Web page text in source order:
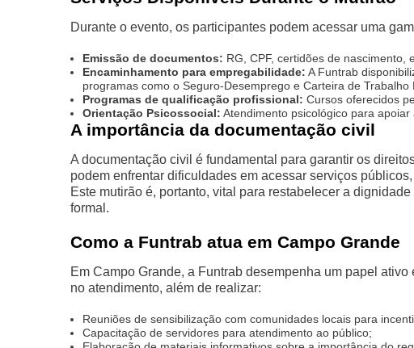
Durante o evento, os participantes podem acessar uma
Emissão de documentos: RG, CPF, certidões de nascimento,
Encaminhamento para empregabilidade: A Funtrab
programas como o Seguro-Desemprego e Carteira de Trabalho
Programas de qualificação profissional: Cursos oferecidos
Orientação Psicossocial: Atendimento psicológico para
A importância da documentação civil
A documentação civil é fundamental para garantir os
podem enfrentar dificuldades em acessar serviços
Este mutirão é, portanto, vital para restabelecer a
formal.
Como a Funtrab atua em Campo Grande
Em Campo Grande, a Funtrab desempenha um papel
no atendimento, além de realizar:
Reuniões de sensibilização com comunidades locais para
Capacitação de servidores para atendimento ao público;